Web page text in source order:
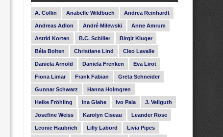
A. Collin Anabelle Wildbuch Andrea Reinhardt
Andreas Adlon André Milewski Anne Amrum
Astrid Korten B.C. Schiller Birgit Kluger
Béla Bolten Christiane Lind Cleo Lavalle
Daniela Arnold Daniela Frenken Eva Lirot
Fiona Limar Frank Fabian Greta Schneider
Gunnar Schwarz Hanna Holmgren
Heike Fröhling Ina Glahe Ivo Pala J. Vellguth
Josefine Weiss Karolyn Ciseau Leander Rose
Leonie Haubrich Lilly Labord Livia Pipes